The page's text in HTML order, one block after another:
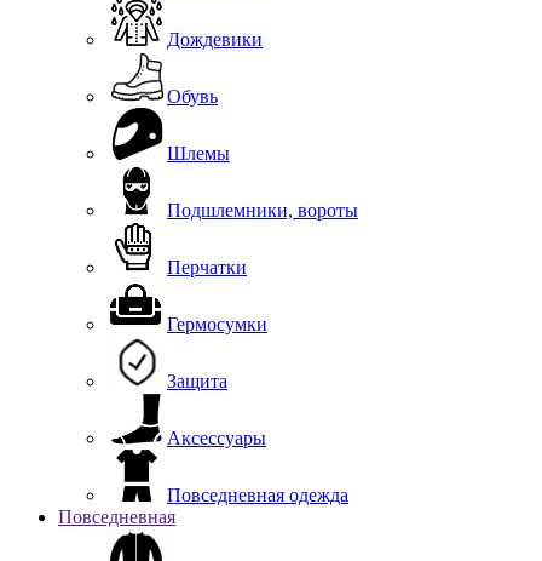
Дождевики
Обувь
Шлемы
Подшлемники, вороты
Перчатки
Гермосумки
Защита
Аксессуары
Повседневная одежда
Повседневная